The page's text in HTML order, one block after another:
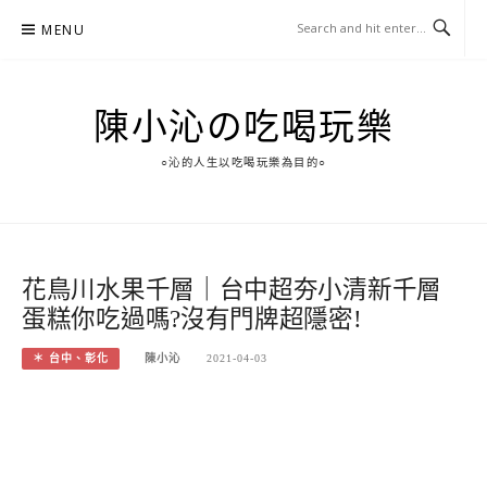
MENU
陳小沁の吃喝玩樂
○沁的人生以吃喝玩樂為目的○
花鳥川水果千層｜台中超夯小清新千層
蛋糕你吃過嗎?沒有門牌超隱密!
＊ 台中、彰化 陳小沁 2021-04-03